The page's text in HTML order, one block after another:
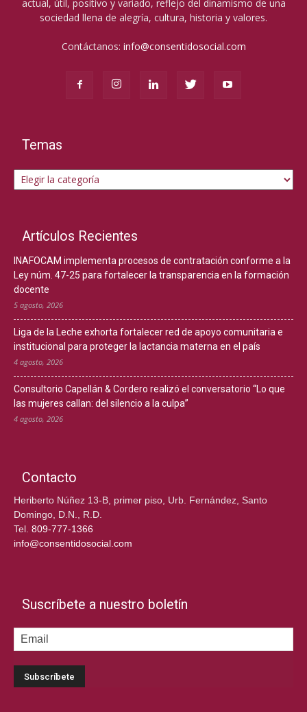
actual, útil, positivo y variado, reflejo del dinamismo de una
sociedad llena de alegría, cultura, historia y valores.
Contáctanos: info@consentidosocial.com
Temas
Temas
Artículos Recientes
INAFOCAM implementa procesos de contratación conforme a la
Ley núm. 47-25 para fortalecer la transparencia en la formación
docente
5 agosto, 2026
Liga de la Leche exhorta fortalecer red de apoyo comunitaria e
institucional para proteger la lactancia materna en el país
4 agosto, 2026
Consultorio Capellán & Cordero realizó el conversatorio “Lo que
las mujeres callan: del silencio a la culpa”
4 agosto, 2026
Contacto
Heriberto Núñez 13-B, primer piso, Urb. Fernández, Santo
Domingo, D.N., R.D.
Tel. 809-777-1366
info@consentidosocial.com
Suscríbete a nuestro boletín